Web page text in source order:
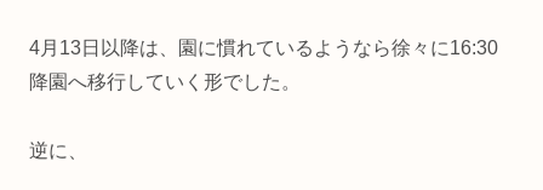
4月13日以降は、園に慣れているようなら徐々に16:30
降園へ移行していく形でした。
逆に、